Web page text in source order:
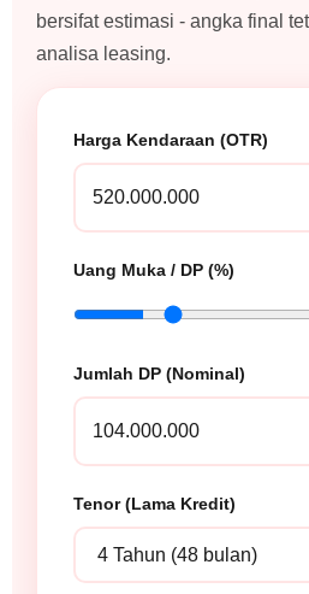
bersifat estimasi - angka final
analisa leasing.
Harga Kendaraan (OTR)
Uang Muka / DP (%)
Jumlah DP (Nominal)
Tenor (Lama Kredit)